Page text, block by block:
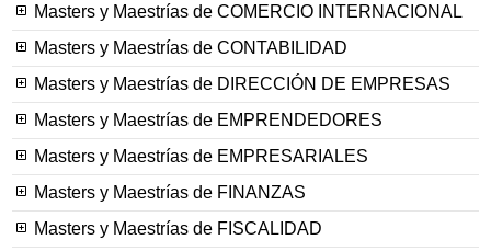
Masters y Maestrías de COMERCIO INTERNACIONAL
Masters y Maestrías de CONTABILIDAD
Masters y Maestrías de DIRECCIÓN DE EMPRESAS
Masters y Maestrías de EMPRENDEDORES
Masters y Maestrías de EMPRESARIALES
Masters y Maestrías de FINANZAS
Masters y Maestrías de FISCALIDAD